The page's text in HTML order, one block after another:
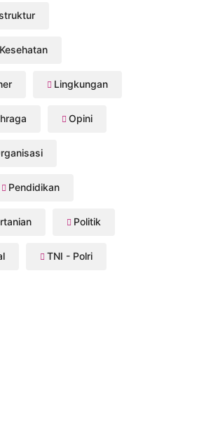
Kesehatan
Lingkungan
Opini
Pendidikan
Politik
TNI - Polri